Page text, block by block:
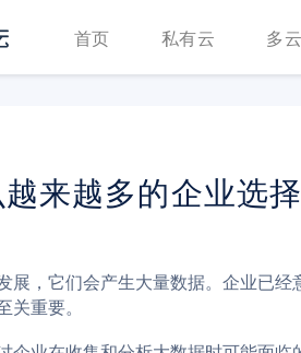
首页 私有云 多
来越多的企业选
展，它们会产生大量数据。企业已
关重要。